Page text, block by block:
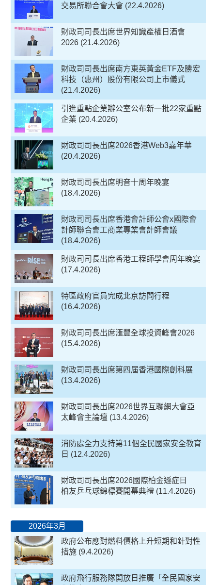
交易所聯合會大會 (22.4.2026)
財政司司長出席世界知識產權日酒會
2026 (21.4.2026)
財政司司長出席南方東英黃金ETF及勝宏
科技（惠州）股份有限公司上市儀式
(21.4.2026)
引進重點企業辦公室公布新一批22家重點
企業 (20.4.2026)
財政司司長出席2026香港Web3嘉年華
(20.4.2026)
財政司司長出席明音十周年晚宴
(18.4.2026)
財政司司長出席香港會計師公會x國際會
計師聯合會工商業專業會計師會議
(18.4.2026)
財政司司長出席香港工程師學會周年晚宴
(17.4.2026)
特區政府官員完成北京訪問行程
(16.4.2026)
財政司司長出席滙豐全球投資峰會2026
(15.4.2026)
財政司司長出席第四屆香港國際創科展
(13.4.2026)
財政司司長出席2026世界互聯網大會亞
太峰會主論壇 (13.4.2026)
消防處全力支持第11個全民國家安全教育
日 (12.4.2026)
財政司司長出席2026國際柏金遜症日
柏友乒乓球錦標賽開幕典禮 (11.4.2026)
2026年3月
政府公布應對燃料價格上升短期和針對性
措施 (9.4.2026)
政府飛行服務隊開放日推廣「全民國家安